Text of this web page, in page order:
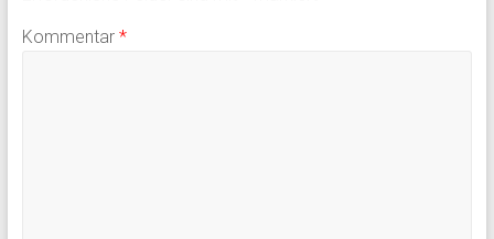
Kommentar *